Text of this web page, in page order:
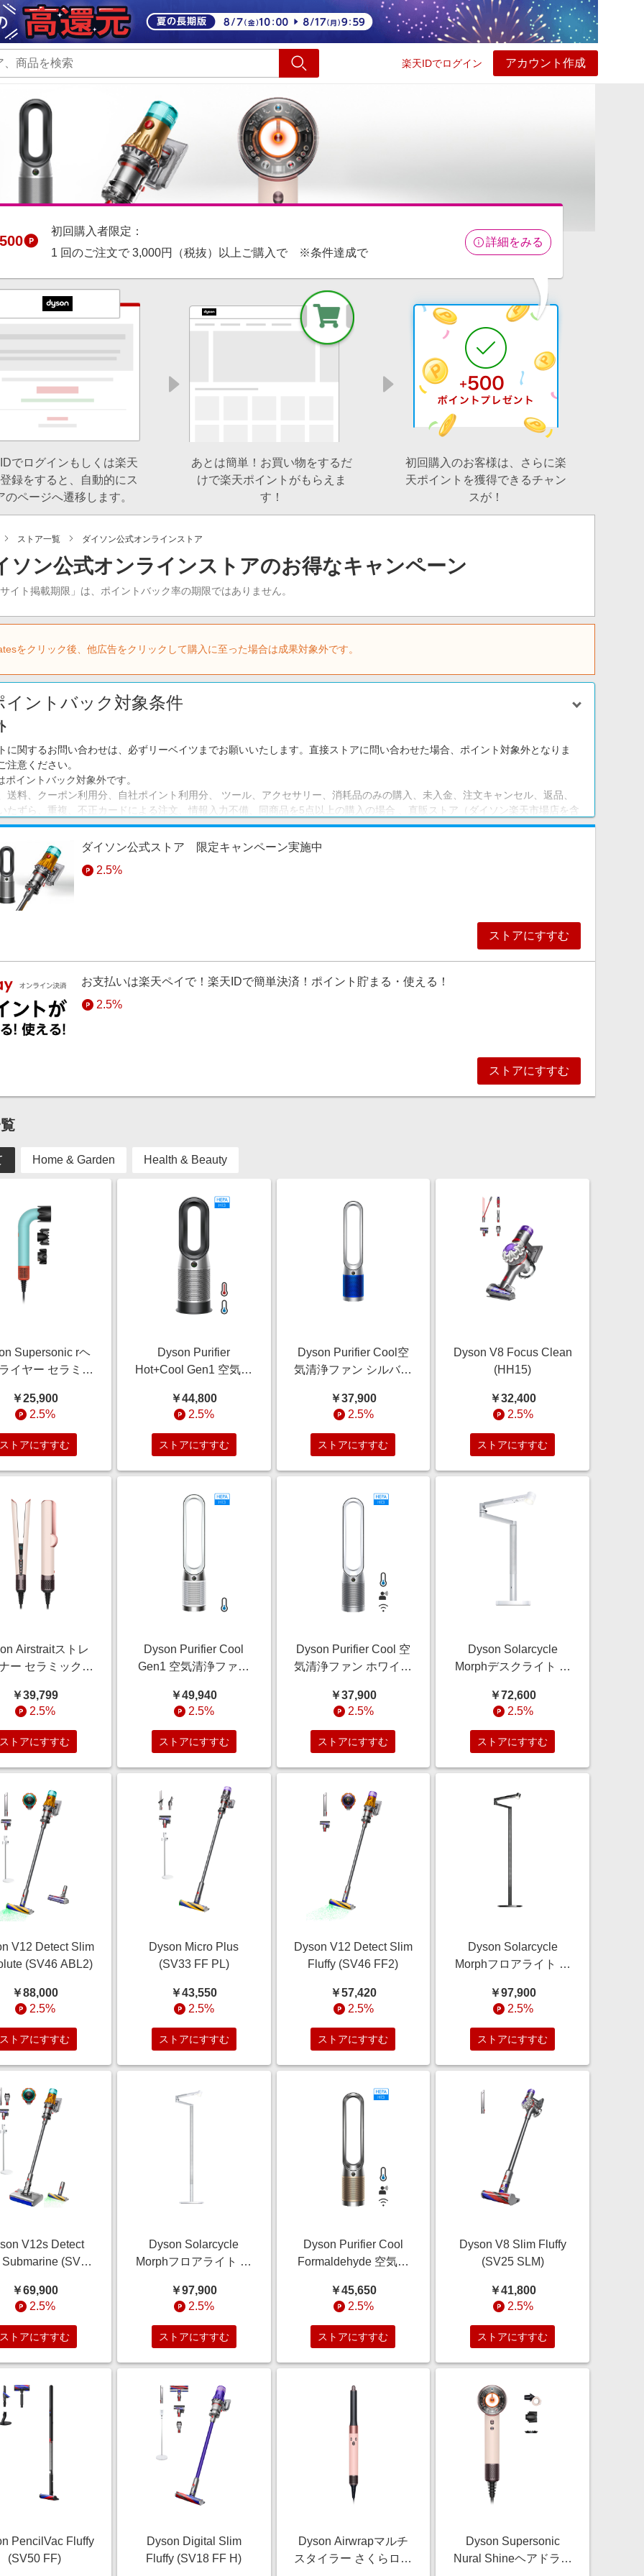
楽天IDでログイン アカウント作成
500
初回購入者限定：
1 回のご注文で 3,000円（税抜）以上ご購入で ※条件達成で
詳細をみる
でログインもしくは楽天
録をすると、自動的にス
のページへ遷移します。
あとは簡単！お買い物をするだ
けで楽天ポイントがもらえま
す！
初回購入のお客様は、さらに楽
天ポイントを獲得できるチャン
スが！
ストア一覧 ダイソン公式オンラインストア
ソン公式オンラインストアのお得なキャンペーン
イト掲載期限」は、ポイントバック率の期限ではありません。
をクリック後、他広告をクリックして購入に至った場合は成果対象外です。
イントバック対象条件
に関するお問い合わせは、必ずリーベイツまでお願いいたします。直接ストアに問い合わせた場合、ポイント対象外となりま
注意ください。
イントバック対象外です。
送料、クーポン利用分、自社ポイント利用分、 ツール、アクセサリー、消耗品のみの購入、未入金、注文キャンセル、返品、
たずら、重複、不正カードによる注文、情報入力不備、同商品を5点以上の購入の場合 、直販ストア（ダイソン楽天市場店を含
お買い物、分割払い（JACCSショッピングクレジット）でお支払い
項
ト対象商品：掃除機、扇風機、ファンヒーター、照明、ヘアドライヤー、加湿器
ン公式オンラインストアでのお買い物のみがポイント対象となります。その他の直販ストア（ダイソン楽天市場店を含む）での
は対象外です。
イツを経由していても、その前後に他広告をクリックして購入に至った場合は、成果対象外となる場合があります。
イツ経由でダイソンサイトへ遷移後、購入完了前にサイトを離れた場合は、再度リーベイツ内のダイソンストアページより
アにすすむ」をクリックしたうえで購入を完了してください。
得予定ポイントとして表示されても、広告主側での成果判定状況により、ポイントが取り消しとなる場合があります。
ダイソン公式ストア 限定キャンペーン実施中
2.5%
ストアにすすむ
お支払いは楽天ペイで！楽天IDで簡単決済！ポイント貯まる・使える！
2.5%
ストアにすすむ
Home & Garden Health & Beauty
Supersonic rヘ
イヤー セラミッ
(HD17 CPATO)
￥25,900
2.5%
ストアにすすむ
Dyson Purifier
Hot+Cool Gen1 空気清
ック／ニッケル (HP10
BN)
￥44,800
2.5%
ストアにすすむ
Dyson Purifier Cool空
気清浄ファン シルバー
￥37,900
2.5%
ストアにすすむ
Dyson V8 Focus Clean
(HH15)
￥32,400
2.5%
ストアにすすむ
Airstraitストレ
ー セラミックピ
￥39,799
2.5%
ストアにすすむ
Dyson Purifier Cool
Gen1 空気清浄ファン
(TP10 WW)
￥49,940
2.5%
ストアにすすむ
Dyson Purifier Cool 空
気清浄ファン ホワイト
￥37,900
2.5%
ストアにすすむ
Dyson Solarcycle
Morphデスクライト ホ
(CD06WS)
￥72,600
2.5%
ストアにすすむ
V12 Detect Slim
(SV46 ABL2)
￥88,000
2.5%
ストアにすすむ
Dyson Micro Plus
(SV33 FF PL)
￥43,550
2.5%
ストアにすすむ
Dyson V12 Detect Slim
Fluffy (SV46 FF2)
￥57,420
2.5%
ストアにすすむ
Dyson Solarcycle
Morphフロアライト ブ
(CF06BB)
￥97,900
2.5%
ストアにすすむ
V12s Detect
(SV46
￥69,900
2.5%
ストアにすすむ
Dyson Solarcycle
Morphフロアライト ホ
(CF06WS)
￥97,900
2.5%
ストアにすすむ
Dyson Purifier Cool
Formaldehyde 空気清
ールド (TP09 NG)
￥45,650
2.5%
ストアにすすむ
Dyson V8 Slim Fluffy
(SV25 SLM)
￥41,800
2.5%
ストアにすすむ
PencilVac Fluffy
(SV50 FF)
Dyson Digital Slim
Fluffy (SV18 FF H)
Dyson Airwrapマルチ
スタイラー さくらロゼ
Dyson Supersonic
Nural Shineヘアドライ